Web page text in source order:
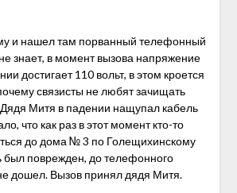
и нашел там порванный телефонный
знает, в момент вызова напряжение
достигает 110 вольт, в этом кроется
связисты не любят зачищать
Митя в падении нащупал кабель
что как раз в этот момент кто-то
до дома № 3 по Голещихинскому
был поврежден, до телефонного
дошел. Вызов принял дядя Митя.